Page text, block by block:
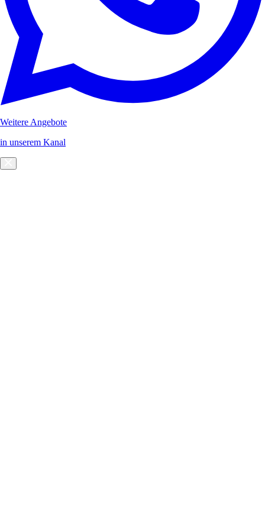
Weitere Angebote
in unserem Kanal